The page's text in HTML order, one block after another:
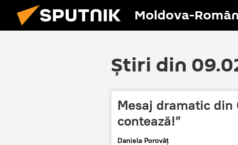
Moldova-
Știri din
Mesaj dramatic din
contează!”
Daniela Porovăț